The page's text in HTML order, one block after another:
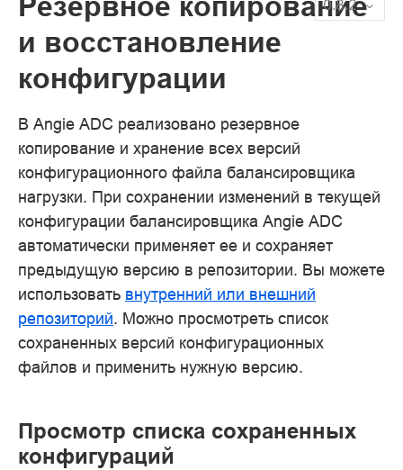
0.8.2
и восстановление
конфигурации
В Angie ADC реализовано резервное
копирование и хранение всех версий
конфигурационного файла балансировщика
нагрузки. При сохранении изменений в текущей
конфигурации балансировщика Angie ADC
автоматически применяет ее и сохраняет
предыдущую версию в репозитории. Вы можете
использовать внутренний или внешний
репозиторий. Можно просмотреть список
сохраненных версий конфигурационных
файлов и применить нужную версию.
Просмотр списка сохраненных
конфигураций